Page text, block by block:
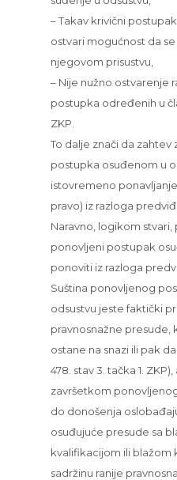
– Takav krivični
ostvari mogućnost da
njegovom prisustvu,
– Nije nužno ostvarenje
postupka određenih u
ZKP.
To dalje znači da
postupka osuđenom u
istovremeno
pravo) iz razloga
Naravno, logikom
ponovljeni postupak
ponoviti iz razloga
Suština ponovljenog
odsustvu jeste faktički
pravnosnažne presude,
ostane na snazi ili pak
478. stav 3. tačka 1.
završetkom
do donošenja
osuđujuće presude sa
kvalifikacijom ili blažom
sadržinu ranije